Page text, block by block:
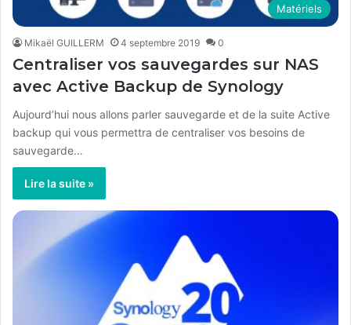
Matériels
Mikaël GUILLERM 4 septembre 2019 0
Centraliser vos sauvegardes sur NAS
avec Active Backup de Synology
Aujourd’hui nous allons parler sauvegarde et de la suite Active
backup qui vous permettra de centraliser vos besoins de
sauvegarde…
Lire la suite »